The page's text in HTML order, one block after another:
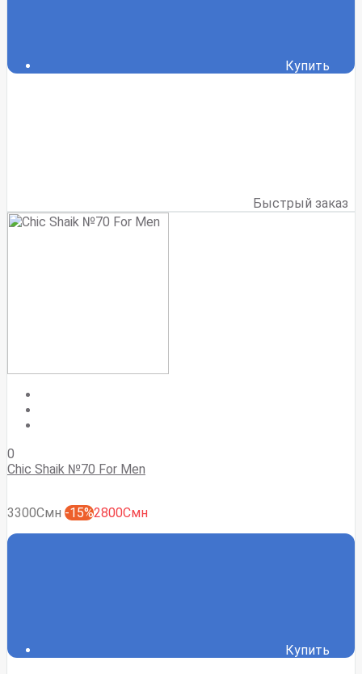
Купить
Быстрый заказ
0
Chic Shaik №70 For Men
3300Смн -15%2800Смн
Купить